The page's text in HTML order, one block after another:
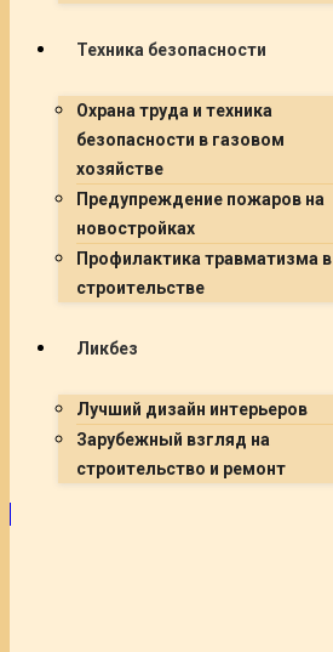
Техника безопасности
Охрана труда и техника
безопасности в газовом
хозяйстве
Предупреждение пожаров на
новостройках
Профилактика травматизма в
строительстве
Ликбез
Лучший дизайн интерьеров
Зарубежный взгляд на
строительство и ремонт